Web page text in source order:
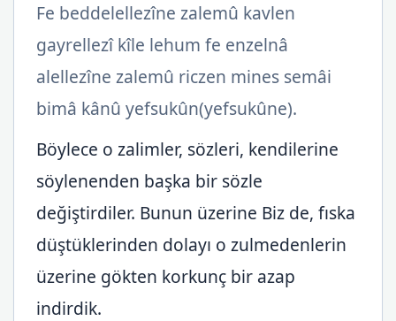
Fe beddelellezîne zalemû kavlen
gayrellezî kîle lehum fe enzelnâ
alellezîne zalemû riczen mines semâi
bimâ kânû yefsukûn(yefsukûne).
Böylece o zalimler, sözleri, kendilerine
söylenenden başka bir sözle
değiştirdiler. Bunun üzerine Biz de, fıska
düştüklerinden dolayı o zulmedenlerin
üzerine gökten korkunç bir azap
indirdik.